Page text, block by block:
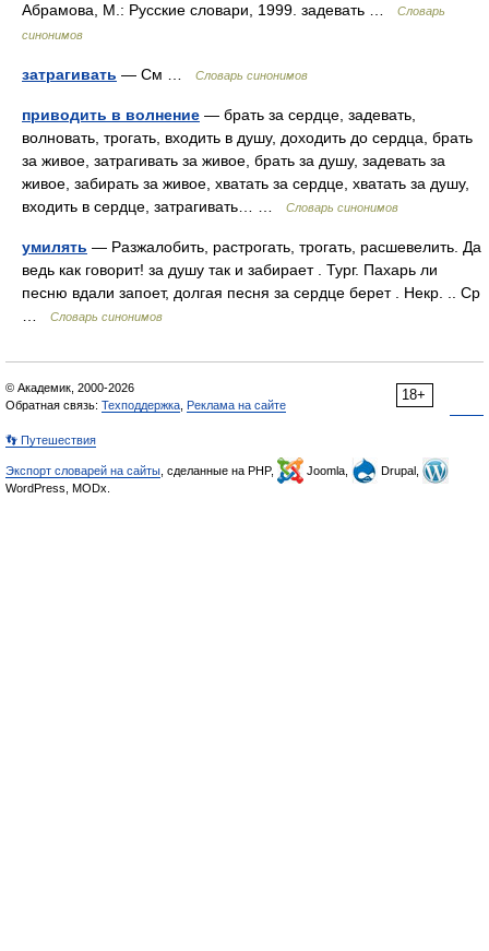
Абрамова, М.: Русские словари, 1999. задевать …
Словарь
синонимов
затрагивать — См … Словарь синонимов
приводить в волнение — брать за сердце, задевать,
волновать, трогать, входить в душу, доходить до сердца, брать
за живое, затрагивать за живое, брать за душу, задевать за
живое, забирать за живое, хватать за сердце, хватать за душу,
входить в сердце, затрагивать… …
Словарь синонимов
умилять — Разжалобить, растрогать, трогать, расшевелить. Да
ведь как говорит! за душу так и забирает . Тург. Пахарь ли
песню вдали запоет, долгая песня за сердце берет . Некр. .. Ср
Словарь синонимов
18+
© Академик, 2000-2026
Обратная связь: Техподдержка Реклама на сайте
👣 Путешествия
Экспорт словарей на сайты , сделанные на PHP, Joomla,
Drupal,
WordPress, MODx.